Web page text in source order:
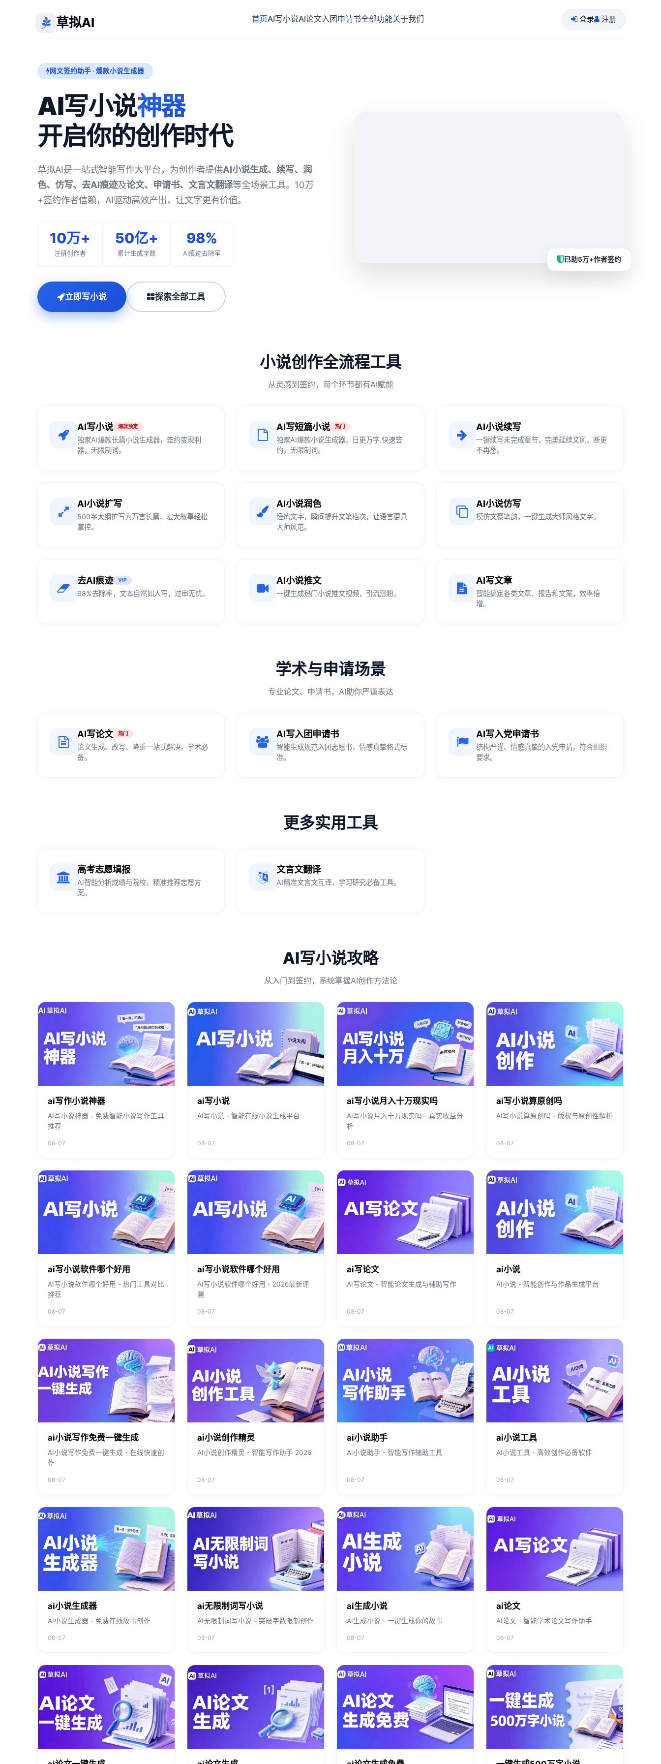
草拟AI 首页AI写小说AI论文入团申请书全部功能关于我们 登录 注册
网文签约助手 · 爆款小说生成器
AI写小说神器
开启你的创作时代
草拟AI是一站式智能写作大平台，为创作者提供AI小说生成、续写、润
色、仿写、去AI痕迹及论文、申请书、文言文翻译等全场景工具。10万
+签约作者信赖，AI驱动高效产出，让文字更有价值。
10万+
注册创作者
50亿+
累计生成字数
98%
AI痕迹去除率
立即写小说 探索全部工具
已助5万+作者签约
小说创作全流程工具
从灵感到签约，每个环节都有AI赋能
AI写小说 爆款预定
独家AI爆款长篇小说生成器，签约变现利
器，无限制词。
AI写短篇小说 热门
独家AI爆款小说生成器，日更万字.快速签
约，无限制词。
AI小说续写
一键续写未完成章节，完美延续文风，断更
不再愁。
AI小说扩写
500字大纲扩写为万言长篇，宏大叙事轻松
掌控。
AI小说润色
锤炼文字，瞬间提升文笔档次，让语言更具
大师风范。
AI小说仿写
模仿文豪笔韵，一键生成大师风格文字。
去AI痕迹 VIP
98%去除率，文本自然如人写，过审无忧。
AI小说推文
一键生成热门小说推文视频，引流涨粉。
AI写文章
智能搞定各类文章、报告和文案，效率倍
增。
学术与申请场景
专业论文、申请书，AI助你严谨表达
AI写论文 热门
论文生成、改写、降重一站式解决，学术必
备。
AI写入团申请书
智能生成规范入团志愿书，情感真挚格式标
准。
AI写入党申请书
结构严谨、情感真挚的入党申请，符合组织
要求。
更多实用工具
高考志愿填报
AI智能分析成绩与院校，精准推荐志愿方
案。
文言文翻译
AI精准文言文互译，学习研究必备工具。
AI写小说攻略
从入门到签约，系统掌握AI创作方法论
ai写作小说神器
AI写小说神器 - 免费智能小说写作工具
推荐
08-07
ai写小说
AI写小说 - 智能在线小说生成平台
08-07
ai写小说月入十万现实吗
AI写小说月入十万现实吗 - 真实收益分
析
08-07
ai写小说算原创吗
AI写小说算原创吗 - 版权与原创性解析
08-07
ai写小说软件哪个好用
AI写小说软件哪个好用 - 热门工具对比
推荐
08-07
ai写小说软件哪个好用
AI写小说软件哪个好用 - 2026最新评
测
08-07
ai写论文
AI写论文 - 智能论文生成与辅助写作
08-07
ai小说
AI小说 - 智能创作与作品生成平台
08-07
ai小说写作免费一键生成
AI小说写作免费一键生成 - 在线快速创
作
08-07
ai小说创作精灵
AI小说创作精灵 - 智能写作助手 2026
08-07
ai小说助手
AI小说助手 - 智能写作辅助工具
08-07
ai小说工具
AI小说工具 - 高效创作必备软件
08-07
ai小说生成器
AI小说生成器 - 免费在线故事创作
08-07
ai无限制词写小说
AI无限制词写小说 - 突破字数限制创作
08-07
ai生成小说
AI生成小说 - 一键生成你的故事
08-07
ai论文
AI论文 - 智能学术论文写作助手
08-07